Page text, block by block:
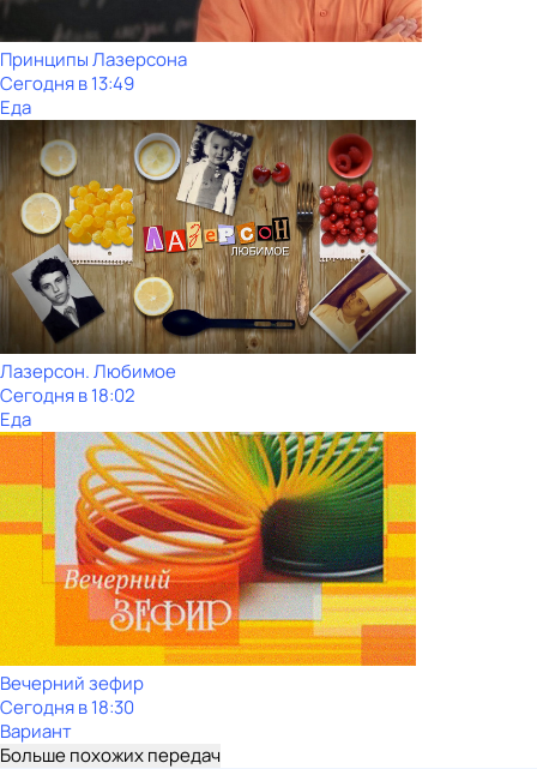
Принципы Лазерсона
Сегодня в 13:49
Еда
Лазерсон. Любимое
Сегодня в 18:02
Еда
Вечерний зефир
Сегодня в 18:30
Вариант
Больше похожих передач